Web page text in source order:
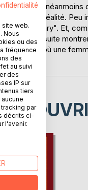
roman. Il a
de la réalité.
Bovary". Et,
La suite
la fiction, où une
site web.
Nous
ou des
fréquence
des
au suivi
des
IP sur
tiers
par
décrits ci-
l'avenir.